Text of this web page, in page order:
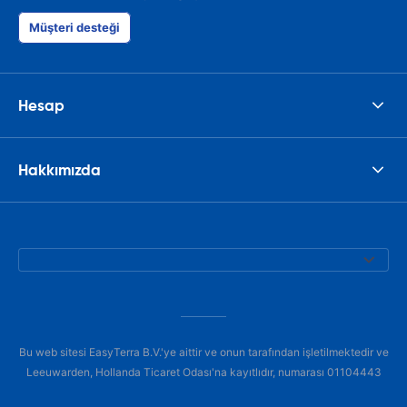
Müşteri desteği
Hesap
Hakkımızda
Bu web sitesi EasyTerra B.V.'ye aittir ve onun tarafından işletilmektedir ve
Leeuwarden, Hollanda Ticaret Odası'na kayıtlıdır, numarası 01104443